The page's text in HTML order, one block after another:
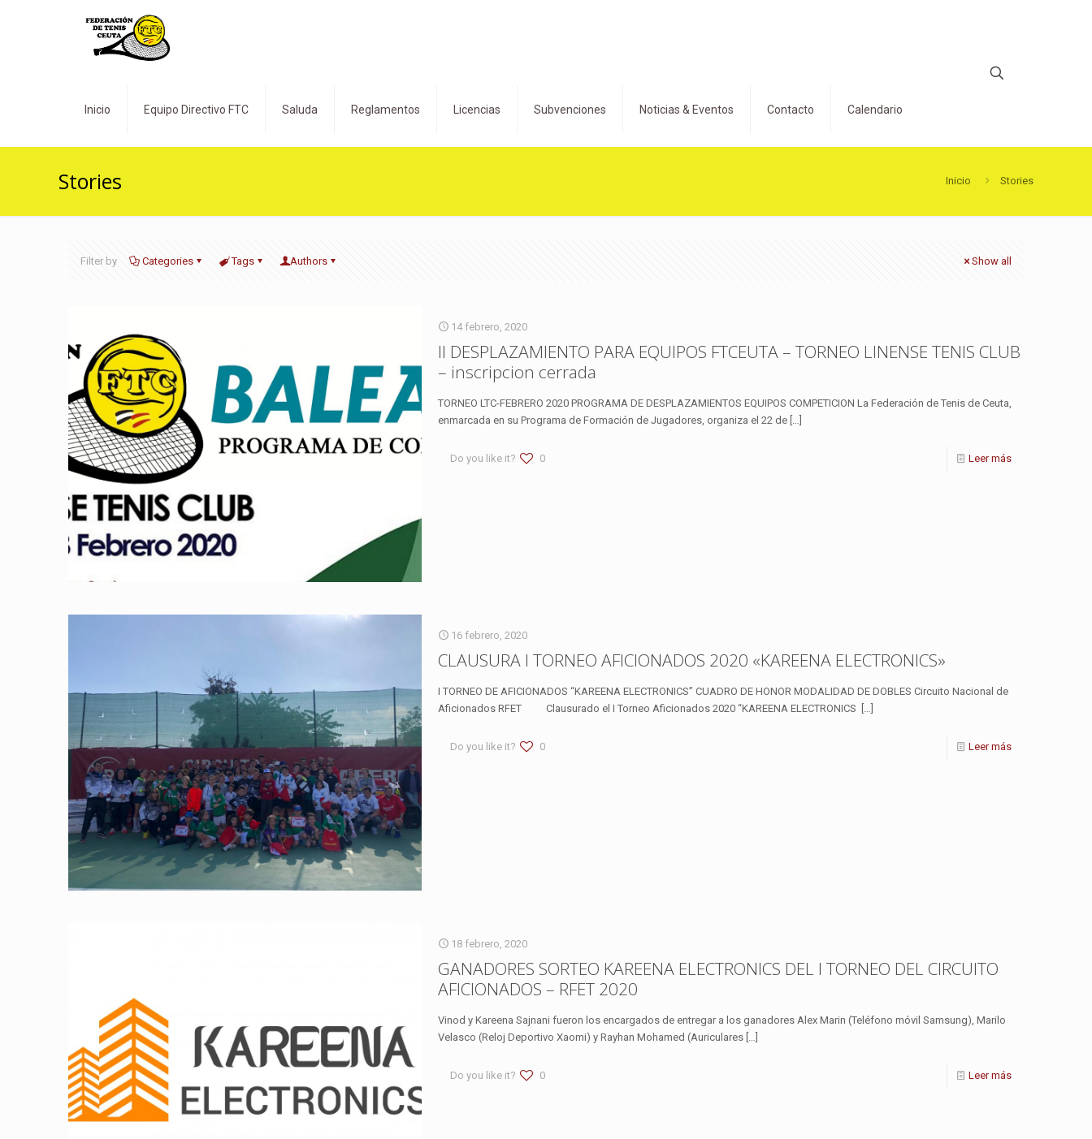
Inicio Equipo Directivo FTC Saluda Reglamentos Licencias Subvenciones Noticias & Eventos Contacto Calendario
Stories Inicio Stories
Filter by Categories Tags Authors Show all
14 febrero, 2020
II DESPLAZAMIENTO PARA EQUIPOS FTCEUTA – TORNEO LINENSE TENIS CLUB
– inscripcion cerrada
TORNEO LTC-FEBRERO 2020 PROGRAMA DE DESPLAZAMIENTOS EQUIPOS COMPETICION La Federación de Tenis de Ceuta,
enmarcada en su Programa de Formación de Jugadores, organiza el 22 de […]
Do you like it? 0 Leer más
16 febrero, 2020
CLAUSURA I TORNEO AFICIONADOS 2020 «KAREENA ELECTRONICS»
I TORNEO DE AFICIONADOS “KAREENA ELECTRONICS” CUADRO DE HONOR MODALIDAD DE DOBLES Circuito Nacional de
Aficionados RFET Clausurado el I Torneo Aficionados 2020 “KAREENA ELECTRONICS
Do you like it? 0 Leer más
18 febrero, 2020
GANADORES SORTEO KAREENA ELECTRONICS DEL I TORNEO DEL CIRCUITO
AFICIONADOS – RFET 2020
Vinod y Kareena Sajnani fueron los encargados de entregar a los ganadores Alex Marin (Teléfono móvil Samsung), Marilo
Velasco (Reloj Deportivo Xaomi) y Rayhan Mohamed (Auriculares
Do you like it? 0 Leer más